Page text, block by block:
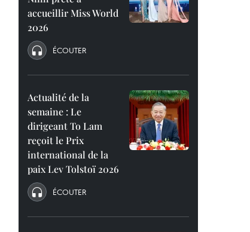
accueillir Miss World
2026
ÉCOUTER
Actualité de la
semaine : Le
dirigeant To Lam
reçoit le Prix
international de la
paix Lev Tolstoï 2026
ÉCOUTER